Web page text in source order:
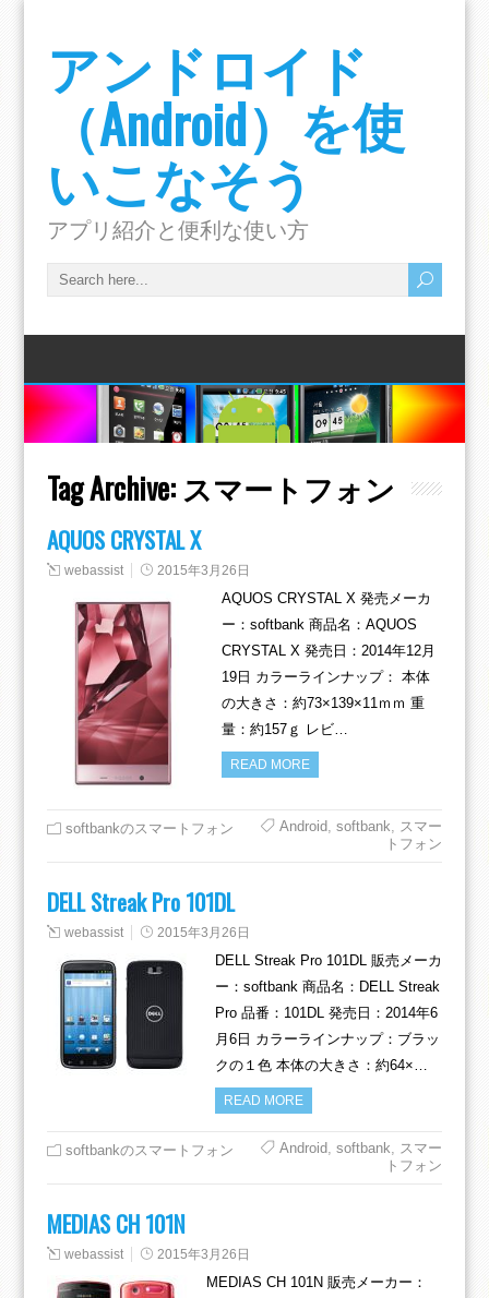
アンドロイド
（Android）を使
いこなそう
アプリ紹介と便利な使い方
Tag Archive:スマートフォン
AQUOS CRYSTAL X
webassist 2015年3月26日
AQUOS CRYSTAL X 発売メーカ
ー：softbank 商品名：AQUOS
CRYSTAL X 発売日：2014年12月
19日 カラーラインナップ： 本体
の大きさ：約73×139×11ｍｍ 重
量：約157ｇ レビ…
READ MORE
softbankのスマートフォン Android ,softbank
スマー
トフォン
DELL Streak Pro 101DL
webassist 2015年3月26日
DELL Streak Pro 101DL 販売メーカ
ー：softbank 商品名：DELL Streak
Pro 品番：101DL 発売日：2014年6
月6日 カラーラインナップ：ブラッ
クの１色 本体の大きさ：約64×…
READ MORE
softbankのスマートフォン Android ,softbank
スマー
トフォン
MEDIAS CH 101N
webassist 2015年3月26日
MEDIAS CH 101N 販売メーカー：